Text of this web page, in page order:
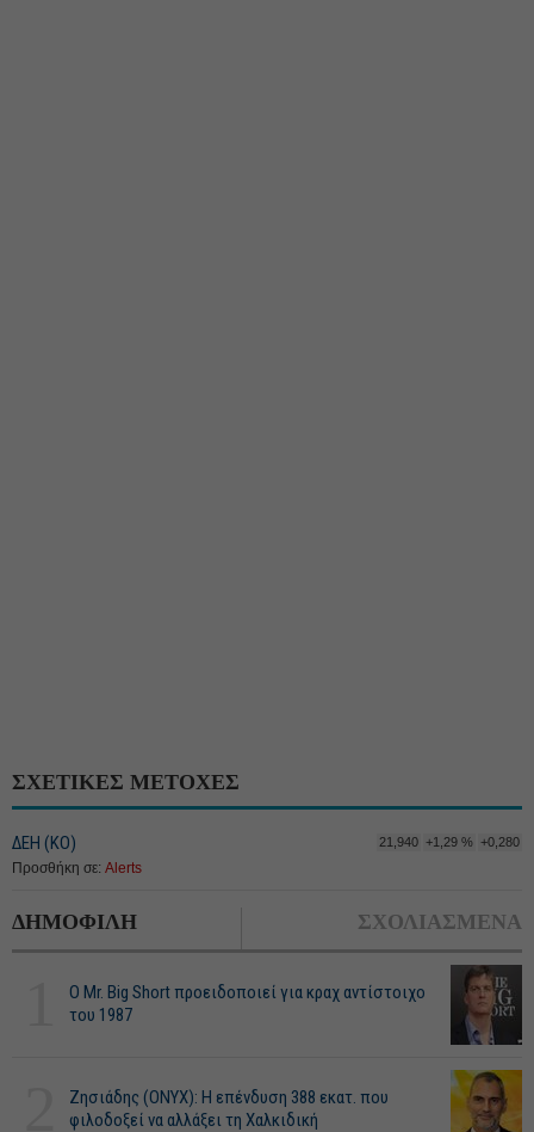
ΣΧΕΤΙΚΕΣ ΜΕΤΟΧΕΣ
ΔΕΗ (ΚΟ) 21,940 +1,29 % +0,280
Προσθήκη σε: Alerts
ΔΗΜΟΦΙΛΗ ΣΧΟΛΙΑΣΜΕΝΑ
O Mr. Big Short προειδοποιεί για κραχ αντίστοιχο
του 1987
Ζησιάδης (ONYX): Η επένδυση 388 εκατ. που
φιλοδοξεί να αλλάξει τη Χαλκιδική